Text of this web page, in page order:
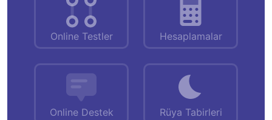
Online Testler Hesaplamalar
Online Destek Rüya Tabirleri